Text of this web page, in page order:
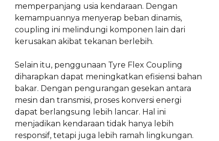
memperpanjang usia kendaraan. Dengan
kemampuannya menyerap beban dinamis,
coupling ini melindungi komponen lain dari
kerusakan akibat tekanan berlebih.
Selain itu, penggunaan Tyre Flex Coupling
diharapkan dapat meningkatkan efisiensi bahan
bakar. Dengan pengurangan gesekan antara
mesin dan transmisi, proses konversi energi
dapat berlangsung lebih lancar. Hal ini
menjadikan kendaraan tidak hanya lebih
responsif, tetapi juga lebih ramah lingkungan.